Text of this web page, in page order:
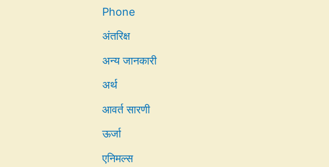
Phone
अंतरिक्ष
अन्य जानकारी
अर्थ
आवर्त सारणी
ऊर्जा
एनिमल्स